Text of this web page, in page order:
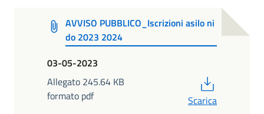
AVVISO PUBBLICO_Iscrizioni asilo ni
do 2023 2024
03-05-2023
Allegato 245.64 KB
formato pdf
Scarica